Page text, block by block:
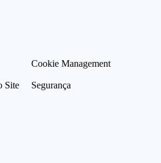
Site
Cookie Management
Segurança